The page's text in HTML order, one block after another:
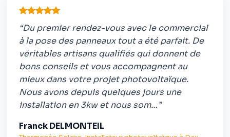
“Du premier rendez-vous avec le commercial
à la pose des panneaux tout a été parfait. De
véritables artisans qualifiés qui donnent de
bons conseils et vous accompagnent au
mieux dans votre projet photovoltaïque.
Nous avons depuis quelques jours une
installation en 3kw et nous som…”
Franck DELMONTEIL